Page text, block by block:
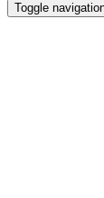
Toggle